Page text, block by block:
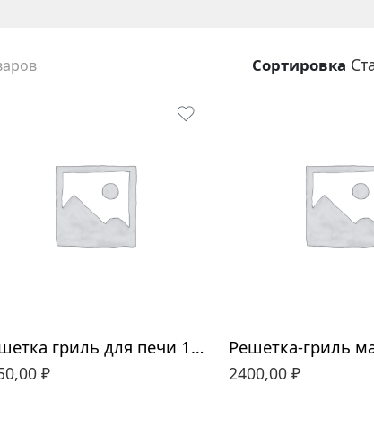
Сортировка
Решетка гриль для печи 12л «Гурман»
₽ 2400,00 ₽